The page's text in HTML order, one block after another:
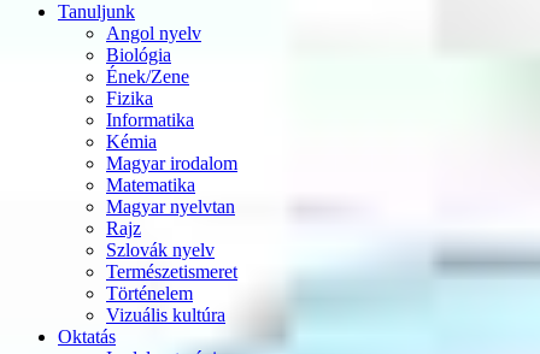
Tanuljunk
Angol nyelv
Biológia
Ének/Zene
Fizika
Informatika
Kémia
Magyar irodalom
Matematika
Magyar nyelvtan
Rajz
Szlovák nyelv
Természetismeret
Történelem
Vizuális kultúra
Oktatás